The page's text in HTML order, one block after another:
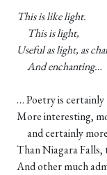
This is like light.
This is light,
Useful as light, as
And enchanting…
… Poetry is certainly
More interesting,
and certainly
Than Niagara
And other much